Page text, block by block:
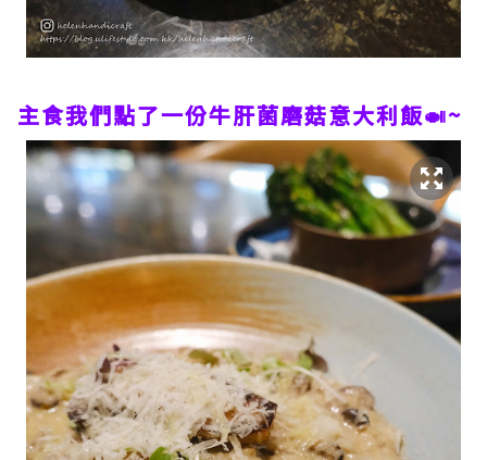
主食我們點了一份牛肝菌磨菇意大利飯🍛~